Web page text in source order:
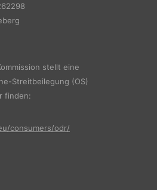
stellt eine
Streitbeilegung (OS)
finden:
consumers/odr/